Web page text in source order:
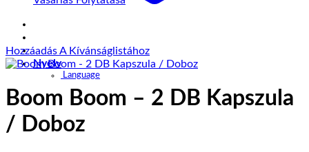
Nyelv
Language
Hozzáadás A Kívánságlistához
Boom Boom – 2 DB Kapszula
/ Doboz